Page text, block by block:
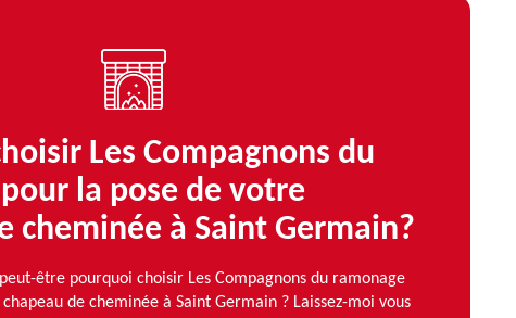
Les Compagnons du
la pose de votre
cheminée à Saint Germain?
être pourquoi choisir Les Compagnons du ramonage
de cheminée à Saint Germain ? Laissez-moi vous